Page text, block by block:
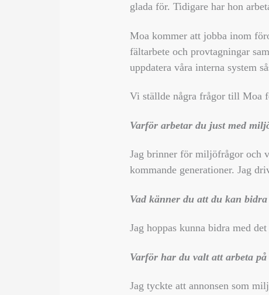
glada för. Tidigare har hon
Moa kommer att jobba inom
fältarbete och provtagningar
uppdatera våra interna system
Vi ställde några frågor till Moa
Varför arbetar du just med
Jag brinner för miljöfrågor och
kommande generationer. Jag
Vad känner du att du kan
Jag hoppas kunna bidra med
Varför har du valt att arbeta
Jag tyckte att annonsen som